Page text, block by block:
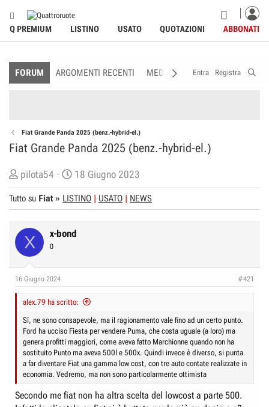
Q PREMIUM LISTINO USATO QUOTAZIONI ABBONATI
FORUM ARGOMENTI RECENTI MEDIA MEMBRI
Entra Registra
Fiat Grande Panda 2025 (benz.-hybrid-el.)
Fiat Grande Panda 2025 (benz.-hybrid-el.)
C
r
e
t
e
s
c
u
s
s
i
o
pilota54
D
a
t
d
z
i
o
18 Giugno 2023
Tutto su Fiat» LISTINO USATO NEWS
X x-bond
0
16 Giugno 2024 #421
alex.79 ha scritto:
Sì, ne sono consapevole, ma il ragionamento vale fino ad un certo punto.
Ford ha ucciso Fiesta per vendere Puma, che costa uguale (a loro) ma
genera profitti maggiori, come aveva fatto Marchionne quando non ha
sostituito Punto ma aveva 500l e 500x. Quindi invece è diverso, si punta
a far diventare Fiat una gamma low cost, con tre auto contate realizzate in
economia. Vedremo, ma non sono particolarmente ottimista
Secondo me fiat non ha altra scelta del lowcost a parte 500.